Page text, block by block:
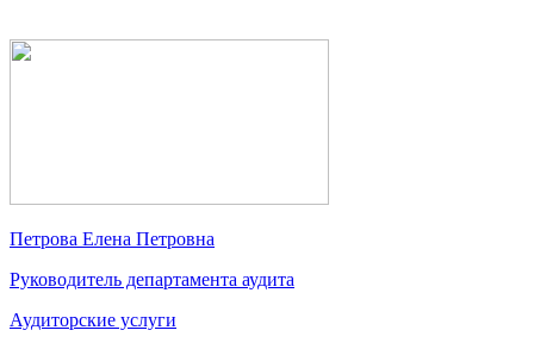
Петрова Елена Петровна
Руководитель департамента аудита
Аудиторские услуги